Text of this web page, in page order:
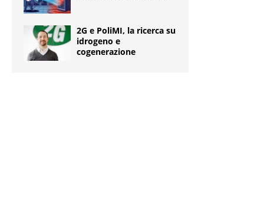
2G e PoliMI, la ricerca su
idrogeno e
cogenerazione